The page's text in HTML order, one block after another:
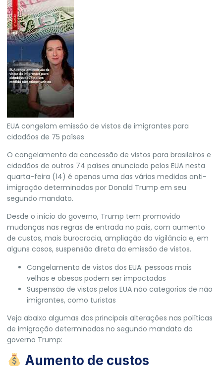
EUA congelam emissão de vistos de imigrantes para
cidadãos de 75 países
O congelamento da concessão de vistos para brasileiros e
cidadãos de outros 74 países anunciado pelos EUA nesta
quarta-feira (14) é apenas uma das várias medidas anti-
imigração determinadas por Donald Trump em seu
segundo mandato.
Desde o início do governo, Trump tem promovido
mudanças nas regras de entrada no país, com aumento
de custos, mais burocracia, ampliação da vigilância e, em
alguns casos, suspensão direta da emissão de vistos.
Congelamento de vistos dos EUA: pessoas mais
velhas e obesas podem ser impactadas
Suspensão de vistos pelos EUA não categorias de não
imigrantes, como turistas
Veja abaixo algumas das principais alterações nas políticas
de imigração determinadas no segundo mandato do
governo Trump:
Aumento de custos